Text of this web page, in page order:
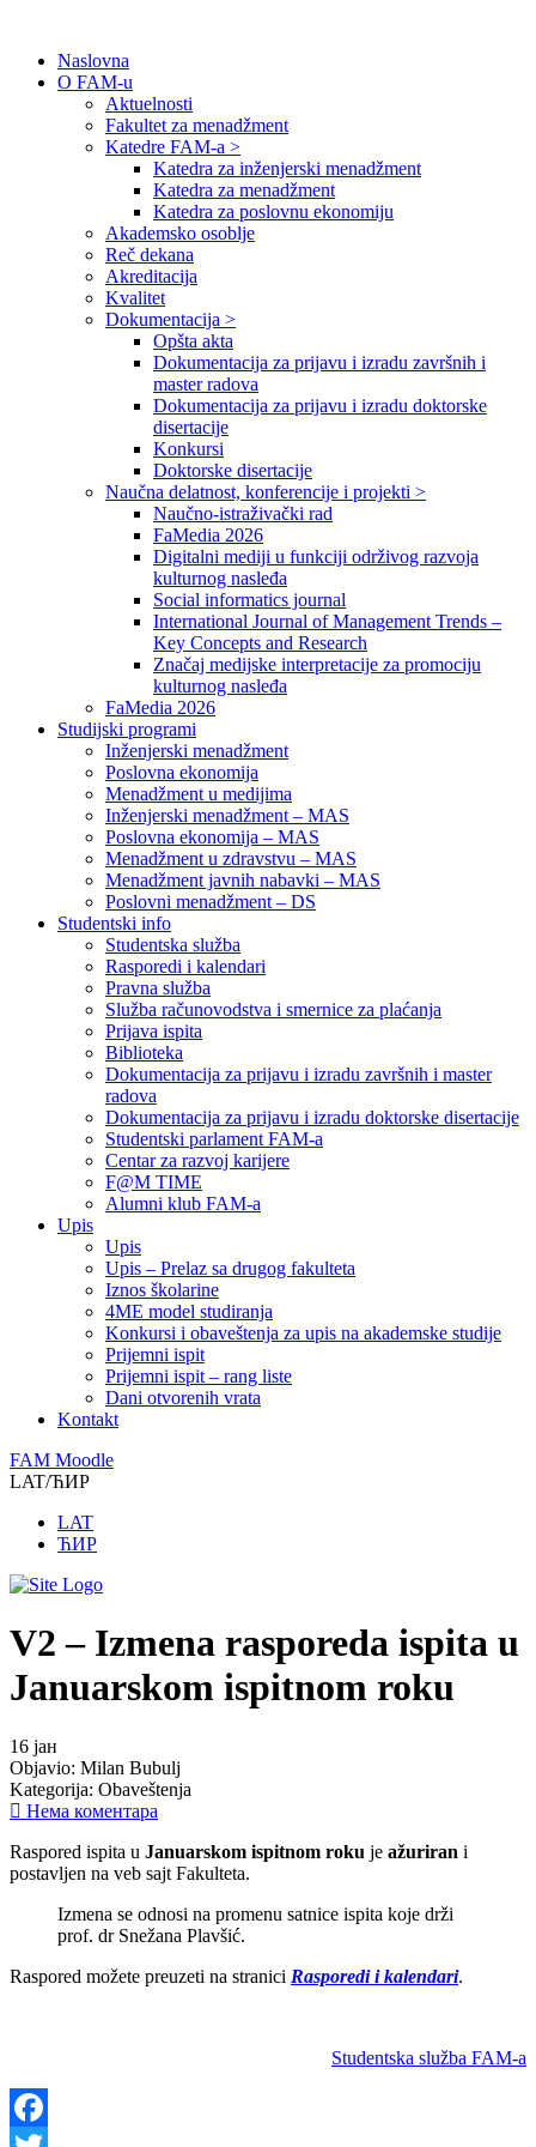
Naslovna
O FAM-u
Aktuelnosti
Fakultet za menadžment
Katedre FAM-a >
Katedra za inženjerski menadžment
Katedra za menadžment
Katedra za poslovnu ekonomiju
Akademsko osoblje
Reč dekana
Akreditacija
Kvalitet
Dokumentacija >
Opšta akta
Dokumentacija za prijavu i izradu završnih i
master radova
Dokumentacija za prijavu i izradu doktorske
disertacije
Konkursi
Doktorske disertacije
Naučna delatnost, konferencije i projekti >
Naučno-istraživački rad
FaMedia 2026
Digitalni mediji u funkciji održivog razvoja
kulturnog nasleđa
Social informatics journal
International Journal of Management Trends –
Key Concepts and Research
Značaj medijske interpretacije za promociju
kulturnog nasleđa
FaMedia 2026
Studijski programi
Inženjerski menadžment
Poslovna ekonomija
Menadžment u medijima
Inženjerski menadžment – MAS
Poslovna ekonomija – MAS
Menadžment u zdravstvu – MAS
Menadžment javnih nabavki – MAS
Poslovni menadžment – DS
Studentski info
Studentska služba
Rasporedi i kalendari
Pravna služba
Služba računovodstva i smernice za plaćanja
Prijava ispita
Biblioteka
Dokumentacija za prijavu i izradu završnih i master
radova
Dokumentacija za prijavu i izradu doktorske disertacije
Studentski parlament FAM-a
Centar za razvoj karijere
F@M TIME
Alumni klub FAM-a
Upis
Upis
Upis – Prelaz sa drugog fakulteta
Iznos školarine
4ME model studiranja
Konkursi i obaveštenja za upis na akademske studije
Prijemni ispit
Prijemni ispit – rang liste
Dani otvorenih vrata
Kontakt
FAM Moodle
LAT/ЋИР
LAT
ЋИР
V2 – Izmena rasporeda ispita u
Januarskom ispitnom roku
16 јан
Objavio: Milan Bubulj
Kategorija: Obaveštenja
Нема коментара
Raspored ispita u Januarskom ispitnom roku je ažuriran i
postavljen na veb sajt Fakulteta.
Izmena se odnosi na promenu satnice ispita koje drži
prof. dr Snežana Plavšić.
Raspored možete preuzeti na stranici Rasporedi i kalendari.
Studentska služba FAM-a